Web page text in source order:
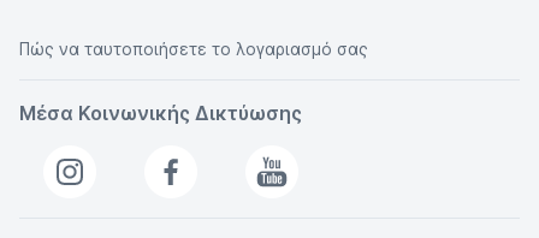
Πώς να ταυτοποιήσετε το λογαριασμό σας
Μέσα Κοινωνικής Δικτύωσης